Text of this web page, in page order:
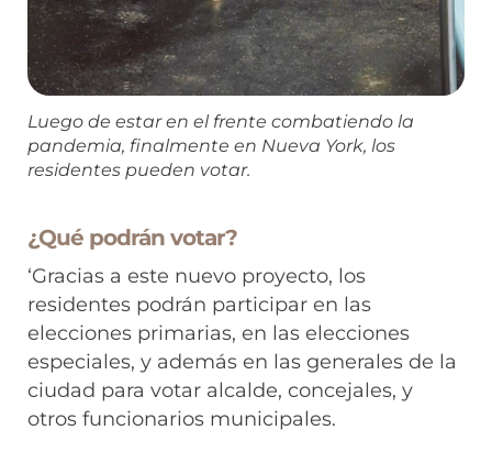
Luego de estar en el frente combatiendo la
pandemia, finalmente en Nueva York, los
residentes pueden votar.
¿Qué podrán votar?
‘Gracias a este nuevo proyecto, los
residentes podrán participar en las
elecciones primarias, en las elecciones
especiales, y además en las generales de la
ciudad para votar alcalde, concejales, y
otros funcionarios municipales.